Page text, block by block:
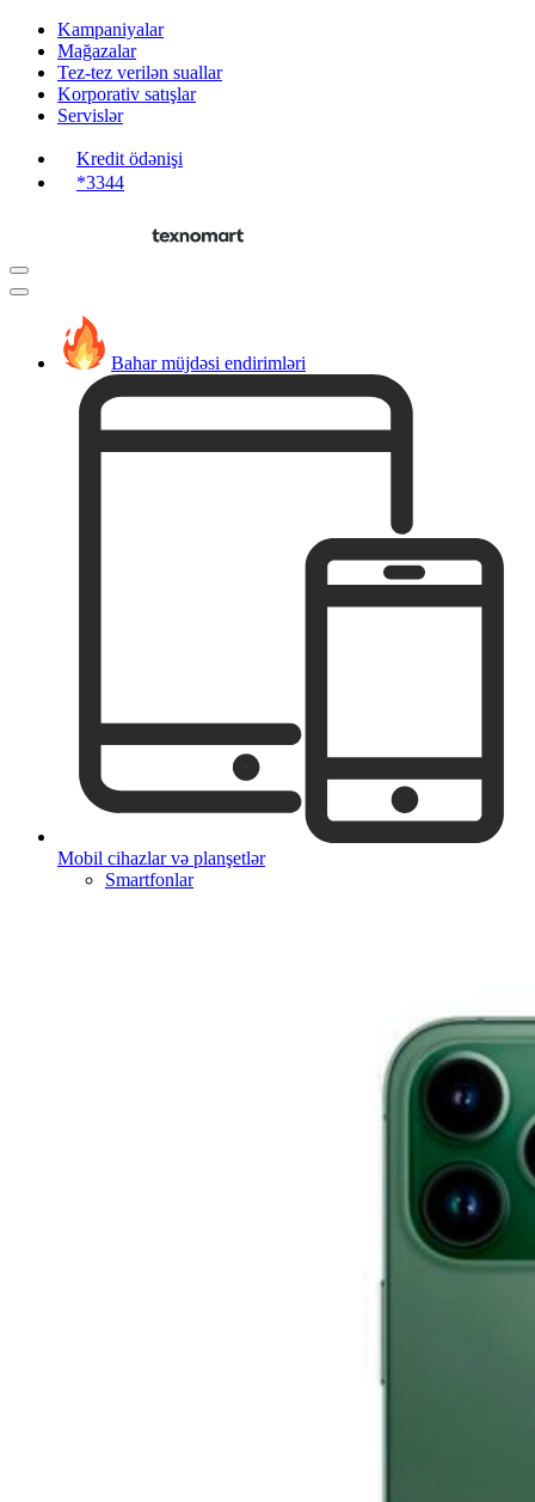
Kampaniyalar
Mağazalar
Tez-tez verilən suallar
Korporativ satışlar
Servislər
Kredit ödənişi
*3344
Bahar müjdəsi endirimləri
Mobil cihazlar və planşetlər
Smartfonlar